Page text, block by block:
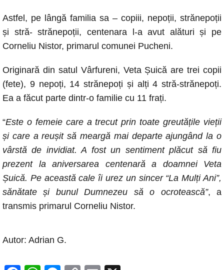
o
k
p
er k
Astfel, pe lângă familia sa – copiii, nepoții, strănepoții
și stră- strănepoții, centenara l-a avut alături și pe
Corneliu Nistor, primarul comunei Pucheni.
Originară din satul Vârfureni, Veta Șuică are trei copii
(fete), 9 nepoți, 14 strănepoți și alți 4 stră-strănepoți.
Ea a făcut parte dintr-o familie cu 11 frați.
“Este o femeie care a trecut prin toate greutățile vieții
și care a reușit să meargă mai departe ajungând la o
vârstă de invidiat. A fost un sentiment plăcut să fiu
prezent la aniversarea centenară a doamnei Veta
Șuică. Pe această cale îi urez un sincer “La Mulți Ani”,
sănătate și bunul Dumnezeu să o ocrotească”, a
transmis primarul Corneliu Nistor.
Autor: Adrian G.